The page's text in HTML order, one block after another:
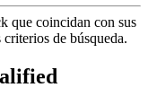
que coincidan con sus
de búsqueda.